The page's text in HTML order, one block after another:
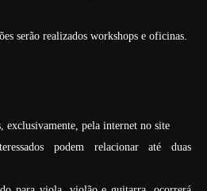
serão realizados workshops e oficinas.
exclusivamente, pela internet no site
podem relacionar até duas